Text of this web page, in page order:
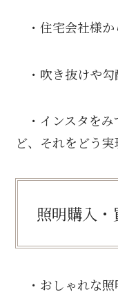
・住宅会社様か
・吹き抜けや勾
・インスタをみ
ど、それをどう
照明購入
・おしゃれな照